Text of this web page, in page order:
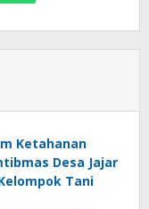
Ketahanan
Desa Jajar
Tani